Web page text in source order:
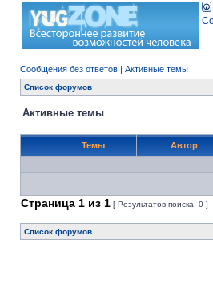
Сообщения без ответов | Активные темы
Список форумов
Активные темы
Темы Автор
Страница 1 из 1 [ Результатов поиска: 0 ]
Список форумов